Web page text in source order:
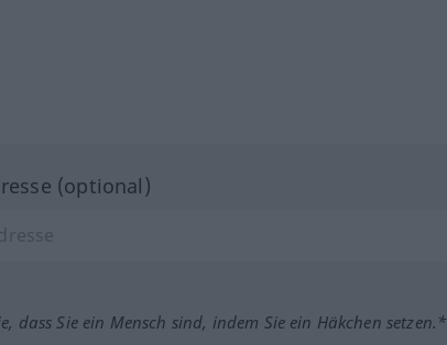
(optional)
dass Sie ein Mensch sind, indem Sie ein Häkchen setzen.*